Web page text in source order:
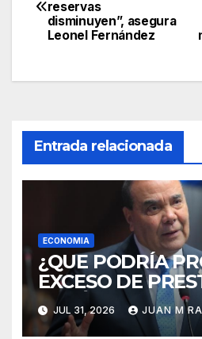
de
reservas
disminuyen”, asegura
Leonel Fernández
Entrada relacionada
ECONOMIA
¿QUE PODRÍA
EXCESO DE
REPÚBLICA
diputado
JUL 31, 2026 JUAN M